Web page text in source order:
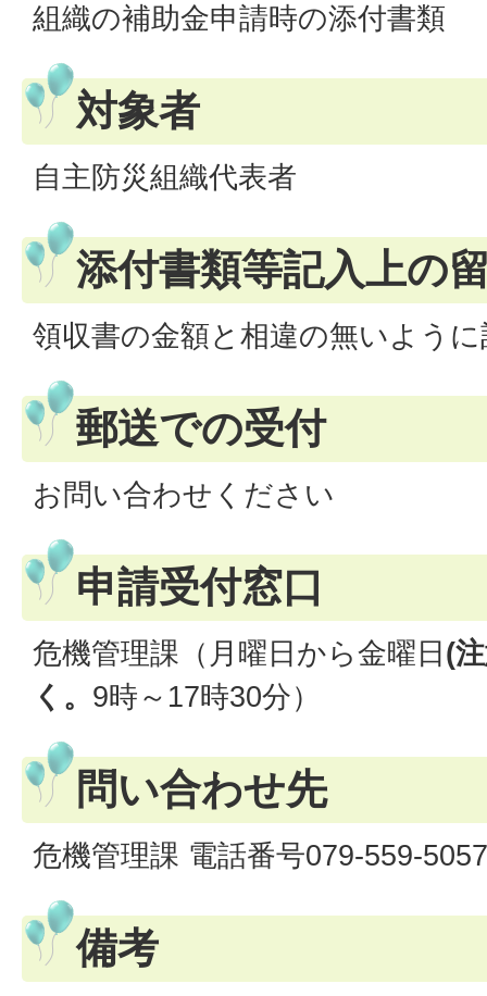
組織の補助金申請時の添付書類
対象者
自主防災組織代表者
添付書類等記入上の
領収書の金額と相違の無いよう
郵送での受付
お問い合わせください
申請受付窓口
危機管理課（月曜日から金曜日(
く。 9時～17時30分）
問い合わせ先
危機管理課 電話番号079-559-
備考